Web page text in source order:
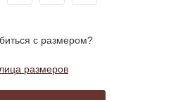
с размером?
размеров